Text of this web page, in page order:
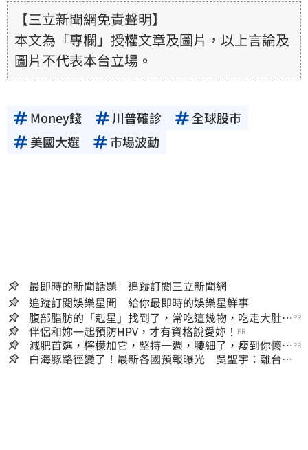
【三立新聞網免責聲明】
本文為「專欄」授權文章及圖片，以上言論及
圖片不代表本台立場。
Money錢 川普確診
全球股市
美國大選
市場波動
最即時的新聞話題 追蹤訂閱三立新聞網
追蹤訂閱娛樂星聞 給你最即時的娛樂星鮮事
腹部脂肪的「剋星」找到了，常吃這幾物，吃走大肚
囊，瘦出小蠻腰
PR
伴侶和妳一起預防HPV，才有資格說愛妳！ PR
減肥首選，檸檬加它，堅持一週，腰細了，瘦到你懷疑
人生
PR
白海豚路徑變了！最新各國預報曝光 吳聖宇：離台灣